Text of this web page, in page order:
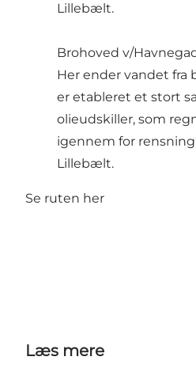
Lillebælt.
Brohoved v/
Her ender vandet fra
er etableret et stort
olieudskiller, som
igennem for
Lillebælt.
Se ruten her
Læs mere